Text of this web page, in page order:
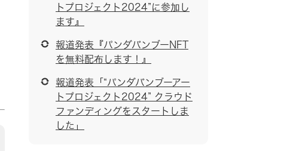
トプロジェクト2024”に参加し
ます』
報道発表『パンダバンブーNFT
を無料配布します！』
報道発表「“パンダバンブーアー
トプロジェクト2024” クラウド
ファンディングをスタートしま
した」